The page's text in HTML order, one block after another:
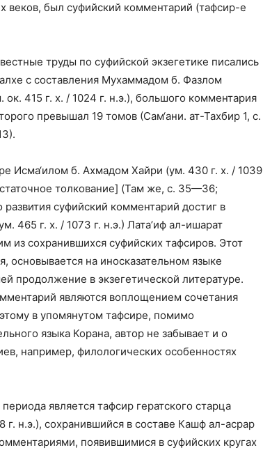
веков, был суфийский комментарий (тафсир-е
труды по суфийской экзегетике писались
с составления Мухаммадом б. Фазлом
415 г. х. / 1024 г. н.э.), большого комментария
превышал 19 томов (Сам‘ани. ат-Тахбир 1, с.
Исма‘илом б. Ахмадом Хайри (ум. 430 г. х. / 1039
толкование] (Там же, с. 35—36;
суфийский комментарий достиг в
465 г. х. / 1073 г. н.э.) Лата’иф ал-ишарат
из сохранившихся суфийских тафсиров. Этот
основывается на иносказательном языке
продолжение в экзегетической литературе.
являются воплощением сочетания
в упомянутом тафсире, помимо
языка Корана, автор не забывает и о
например, филологических особенностях
является тафсир гератского старца
г. н.э.), сохранившийся в составе Кашф ал-асрар
появившимися в суфийских кругах